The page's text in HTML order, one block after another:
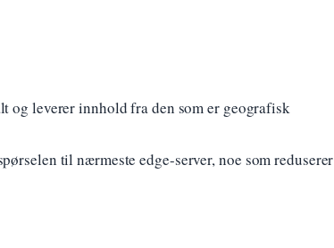
og leverer innhold fra den som er geografisk
til nærmeste edge-server, noe som reduserer